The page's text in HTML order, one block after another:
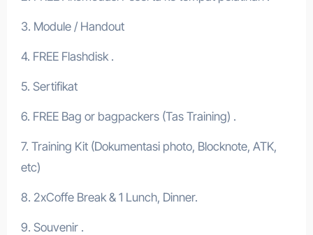
3. Module / Handout
4. FREE Flashdisk .
5. Sertifikat
6. FREE Bag or bagpackers (Tas Training) .
7. Training Kit (Dokumentasi photo, Blocknote, ATK,
etc)
8. 2xCoffe Break & 1 Lunch, Dinner.
9. Souvenir .